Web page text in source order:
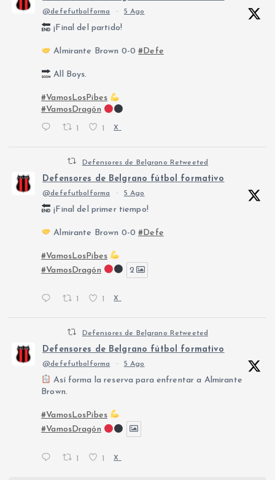
@defefutbolforma · 5 Ago
¡Final del partido!
Almirante Brown 0-0#Defe
All Boys.
#VamosLosPibes
#VamosDragón
1 1 X
Defensores de Belgrano Retweeted
Defensores de Belgrano fútbol formativo
@defefutbolforma · 5 Ago
¡Final del primer tiempo!
Almirante Brown 0-0#Defe
#VamosLosPibes
#VamosDragón
2
X
Defensores de Belgrano Retweeted
Defensores de Belgrano fútbol formativo
@defefutbolforma · 5 Ago
Así forma la reserva para enfrentar a Almirante
Brown.
#VamosLosPibes
#VamosDragón
1 1 X